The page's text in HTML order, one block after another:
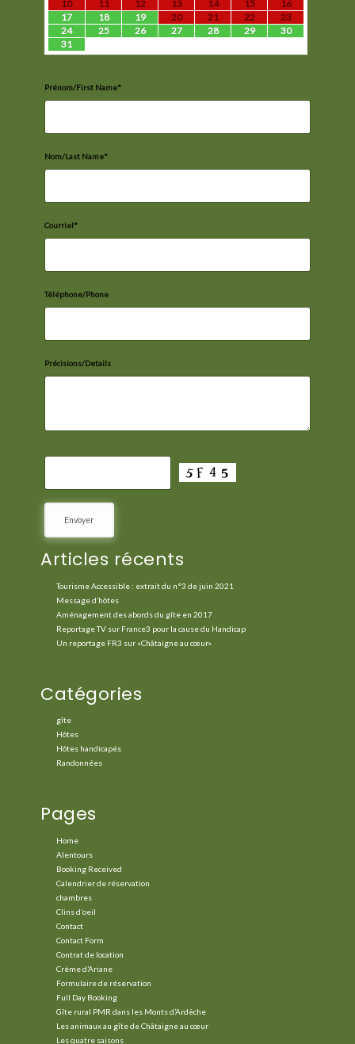
10
11 12 13 14 15
16
17
18 19 20 21 22
23
24
25 26 27 28 29
30
31
Prénom/First Name*
Nom/Last Name*
Courriel*
Téléphone/Phone
Précisions/Details
Articles récents
Tourisme Accessible : extrait du n°3 de juin 2021
Message d’hôtes
Aménagement des abords du gîte en 2017
Reportage TV sur France3 pour la cause du Handicap
Un reportage FR3 sur «Châtaigne au cœur»
Catégories
gîte
Hôtes
Hôtes handicapés
Randonnées
Pages
Home
Alentours
Booking Received
Calendrier de réservation
chambres
Clins d’oeil
Contact
Contact Form
Contrat de location
Crème d’Ariane
Formulaire de réservation
Full Day Booking
Gîte rural PMR dans les Monts d’Ardèche
Les animaux au gîte de Châtaigne au cœur
Les quatre saisons